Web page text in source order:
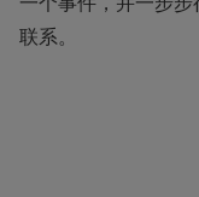
联系。